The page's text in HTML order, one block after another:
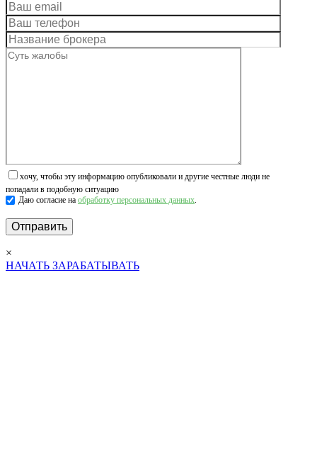
хочу, чтобы эту информацию опубликовали и другие честные люди не
попадали в подобную ситуацию
Даю согласие на обработку персональных данных.
×
НАЧАТЬ ЗАРАБАТЫВАТЬ